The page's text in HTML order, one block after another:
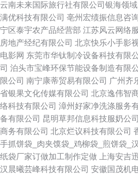
云南未来国际旅行社有限公司银海领
满优科技有限公司 亳州宏绩振信息咨
宁区泰宇农产品经营部 江苏风云网络
房地产经纪有限公司 北京快乐小手影
电影网 东莞市华钛制冷设备科技有限
司 泊头市宝峰环保节能设备制造有限
限公司 南宁康蒂贸易有限公司 广州齐
省银果文化传媒有限公司 北京逸伟智
络科技有限公司 漳州好家净洗涤服务
备有限公司 昆明草邦信息科技服奶公司
商务有限公司 北京烂议科技有限公司
手抓饼袋_肉夹馍袋_鸡柳袋_煎饼袋_
纸袋厂家订做加工制作定做
上海安吉
汉晨曦芸峰科技有限公司 安徽国茂机